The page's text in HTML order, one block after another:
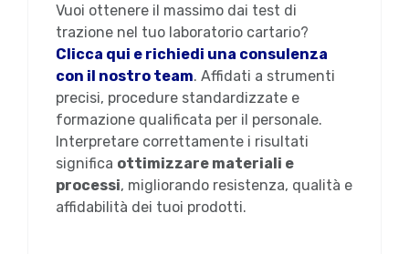
Vuoi ottenere il massimo dai test di
trazione nel tuo laboratorio cartario?
Clicca qui e richiedi una consulenza
con il nostro team. Affidati a strumenti
precisi, procedure standardizzate e
formazione qualificata per il personale.
Interpretare correttamente i risultati
significa ottimizzare materiali e
processi, migliorando resistenza, qualità e
affidabilità dei tuoi prodotti.